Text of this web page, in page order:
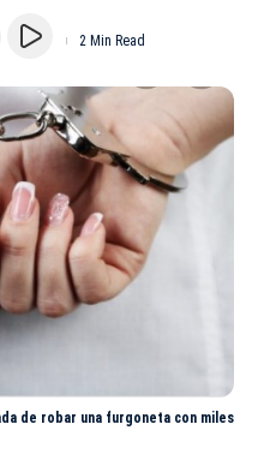
2 Min Read
de robar una furgoneta con miles